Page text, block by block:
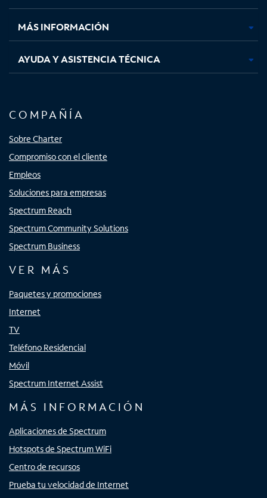
nuevanuevanuevanueva
MÁS INFORMACIÓN
AYUDA Y ASISTENCIA TÉCNICA
COMPAÑÍA
Sobre Charter
Compromiso con el cliente
Empleos
Soluciones para empresas
Spectrum Reach
Spectrum Community Solutions
Spectrum Business
VER MÁS
Paquetes y promociones
Internet
TV
Teléfono Residencial
Móvil
Spectrum Internet Assist
MÁS INFORMACIÓN
Aplicaciones de Spectrum
Hotspots de Spectrum WiFi
Centro de recursos
Prueba tu velocidad de Internet